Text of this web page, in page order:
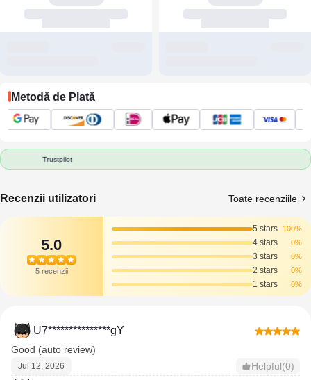
Metodă de Plată
Trustpilot
Recenzii utilizatori Toate recenziile
5.0
5 recenzii
5 stars 100%
4 stars 0%
3 stars 0%
2 stars 0%
1 stars 0%
U7***************gY
Good (auto review)
Jul 12, 2026 Helpful(0)